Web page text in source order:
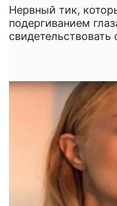
Нервный тик,
подергиванием
свидетельствовать